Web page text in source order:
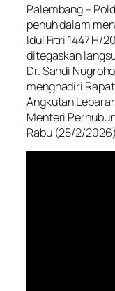
Palembang –
penuh dalam
Idul Fitri 1447 H/
ditegaskan
Dr. Sandi
menghadiri
Angkutan
Menteri
Rabu (25/2/